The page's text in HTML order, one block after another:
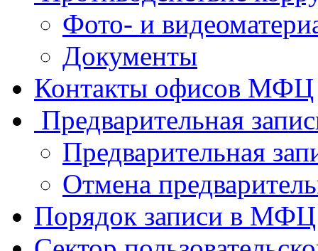
Фото- и
Документы
Контакты офисов МФЦ
Предварительная
Предварительная
Отмена
Порядок записи в МФЦ